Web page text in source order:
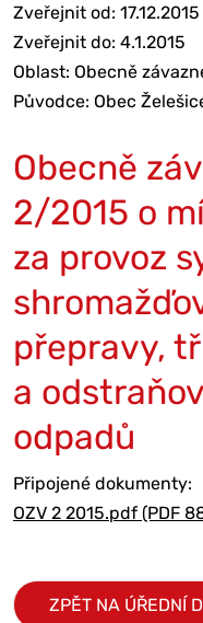
Zveřejnit od: 17.12.2015
Zveřejnit do: 4.1.2015
Oblast: Obecně
Původce: Obec
Obecně
2/2015 o
za provoz
přepravy,
a
odpadů
Připojené dokumenty:
OZV 2 2015.pdf (PDF
ZPĚT NA ÚŘEDNÍ